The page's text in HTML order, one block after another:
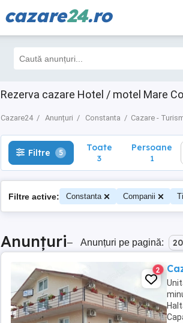
cazare24.ro
Rezerva cazare Hotel / motel Mare
Cazare24 Anunțuri Constanta Cazare -
Filtre 5 Toate
3
Filtre 5 Toate
3
Persoane
1
Filtre active: Constanta Companii
Anunțuri– Anunțuri pe pagină: 20
2